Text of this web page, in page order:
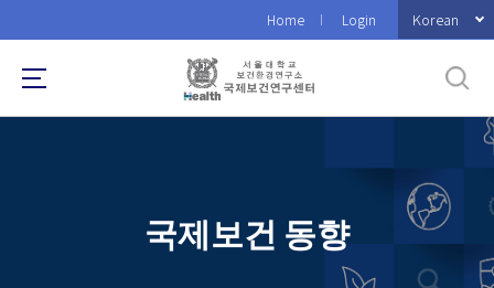
로
메
Home Login Korean
국제보건 동향